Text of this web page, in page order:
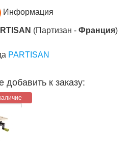
Информация
(Партизан - Франция)
PARTISAN
добавить к заказу: